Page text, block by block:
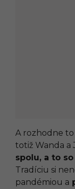
A rozhodne
totiž Wanda a
spolu, a to
Tradíciu si
pandémiou a